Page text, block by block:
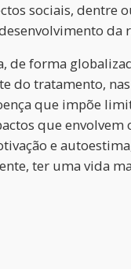
sociais, dentre
da
de forma
do tratamento,
que impõe
que envolvem
e
ter uma vida